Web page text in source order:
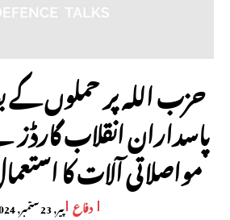
حزب اللہ پر حملوں کے
پاسداران انقلاب
مواصلاتی آلات کا
دفاع پیر, 23 ستمبر, 2024